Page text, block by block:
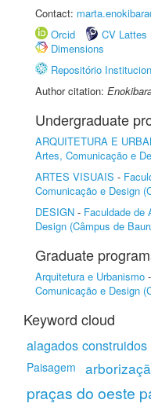
Contact:
Orcid
CV Lattes
Dimensions
Repositório
Author citation:
Undergraduate
ARQUITETURA E
Artes, Comunicação e
ARTES VISUAIS -
Comunicação e Design
DESIGN - Faculdade de
Design (Câmpus de
Graduate
Arquitetura e Urbanismo -
Comunicação e Design
Keyword cloud
alagados construidos
Paisagem
praças do oeste